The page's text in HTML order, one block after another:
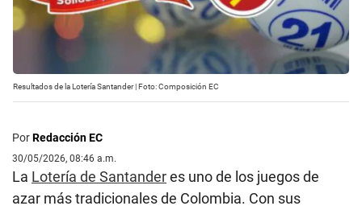
Resultados de la Lotería Santander | Foto: Composición EC
PorRedacción EC
30/05/2026, 08:46 a.m.
La Lotería de Santanderes uno de los juegos de
azar más tradicionales de Colombia. Con sus